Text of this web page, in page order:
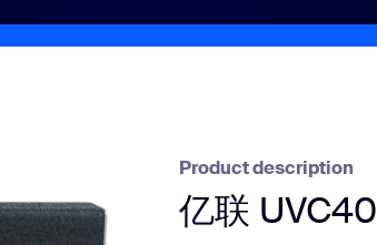
Product description
亿联 UVC40